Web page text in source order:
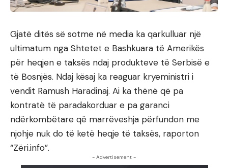
Gjatë ditës së sotme në media ka qarkulluar një
ultimatum nga Shtetet e Bashkuara të Amerikës
për heqjen e taksës ndaj produkteve të Serbisë e
të Bosnjës. Ndaj kësaj ka reaguar kryeministri i
vendit Ramush Haradinaj. Ai ka thënë që pa
kontratë të paradakorduar e pa garanci
ndërkombëtare që marrëveshja përfundon me
njohje nuk do të ketë heqje të taksës, raporton
“Zëri.info”.
- Advertisement -